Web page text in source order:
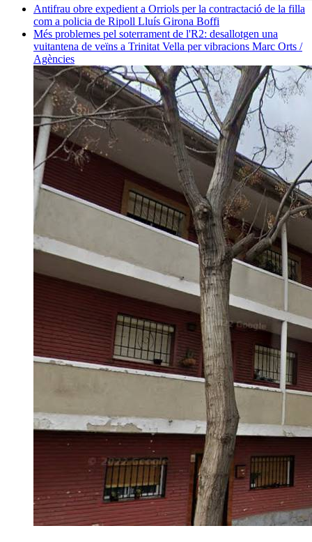
Antifrau obre expedient a Orriols per la contractació de la filla
com a policia de Ripoll Lluís Girona Boffi
Més problemes pel soterrament de l'R2: desallotgen una
vuitantena de veïns a Trinitat Vella per vibracions Marc Orts /
Agències